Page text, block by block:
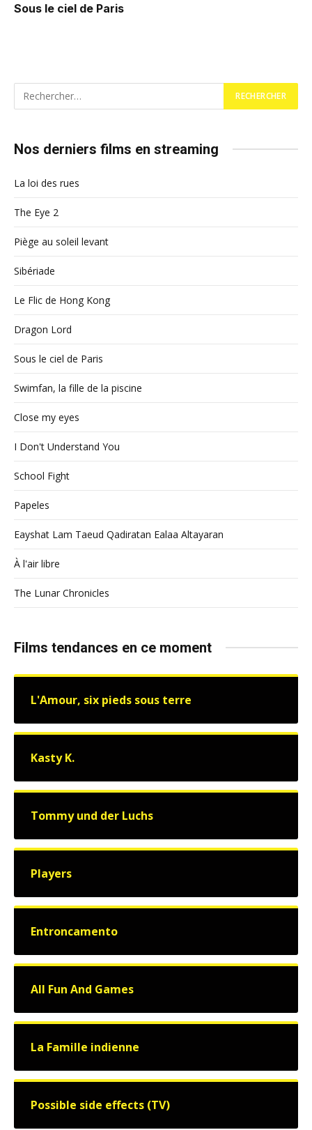
Sous le ciel de Paris
Nos derniers films en streaming
La loi des rues
The Eye 2
Piège au soleil levant
Sibériade
Le Flic de Hong Kong
Dragon Lord
Sous le ciel de Paris
Swimfan, la fille de la piscine
Close my eyes
I Don't Understand You
School Fight
Papeles
Eayshat Lam Taeud Qadiratan Ealaa Altayaran
À l'air libre
The Lunar Chronicles
Films tendances en ce moment
L'Amour, six pieds sous terre
Kasty K.
Tommy und der Luchs
Players
Entroncamento
All Fun And Games
La Famille indienne
Possible side effects (TV)